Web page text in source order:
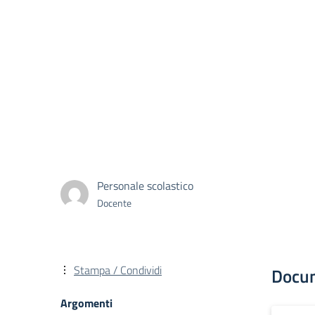
Personale scolastico
Docente
Stampa / Condividi
Argomenti